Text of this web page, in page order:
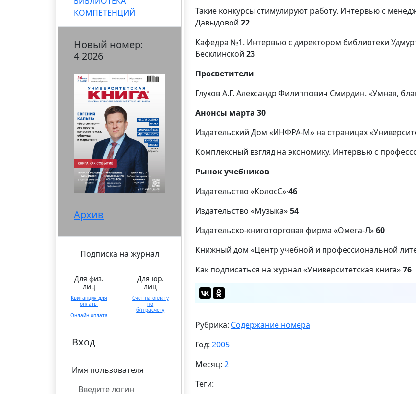
КОМПЕТЕНЦИЙ
Новый номер:
4 2026
Архив
Подписка на журнал
Для физ.
лиц
Квитанция для
оплаты
Онлайн оплата
Для юр.
лиц
Счет на оплату
по
б/н расчету
Вход
Имя пользователя
Такие конкурсы стимулируют работу. Интервью с
Давыдовой 22
Кафедра №1. Интервью с директором библиотеки
Бесклинской 23
Просветители
Глухов А.Г. Александр Филиппович Смирдин. «Умная,
Анонсы марта 30
Издательский Дом «ИНФРА-М» на страницах
Комплексный взгляд на экономику. Интервью с
Рынок учебников
Издательство «КолосС»·46
Издательство «Музыка»54
Издательско-книготорговая фирма «Омега-Л»60
Книжный дом «Центр учебной и профессиональной
Как подписаться на журнал «Университетская книга»76
Рубрика: Содержание номера
Год: 2005
Месяц: 2
Теги: